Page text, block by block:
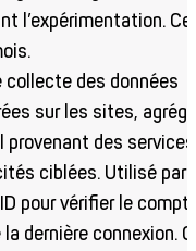
l’expérimentation. Ce
collecte des données
sur les sites,
provenant des services
ciblées. Utilisé par
pour vérifier le
dernière connexion.